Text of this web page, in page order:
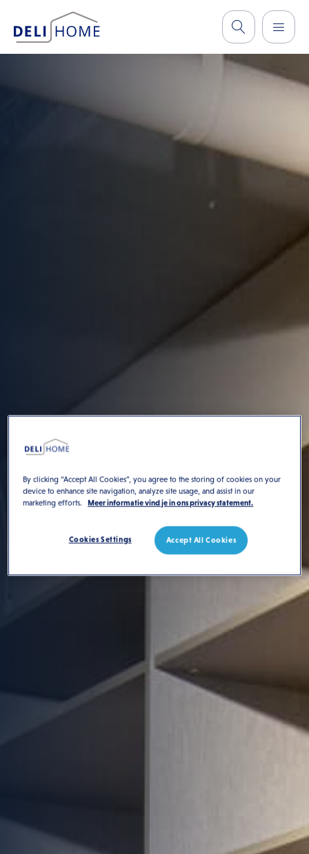
By clicking “Accept All Cookies”, you agree to the storing of cookies on your
device to enhance site navigation, analyze site usage, and assist in our
marketing efforts.
Meer informatie vind je in ons privacy statement.
Accept All Cookies
Cookies Settings